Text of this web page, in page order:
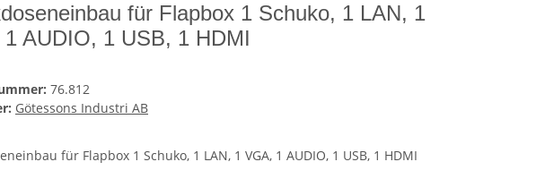
für Flapbox 1 Schuko, 1 LAN, 1
AUDIO, 1 USB, 1 HDMI
76.812
Götessons Industri AB
für Flapbox 1 Schuko, 1 LAN, 1 VGA, 1 AUDIO, 1 USB, 1 HDMI